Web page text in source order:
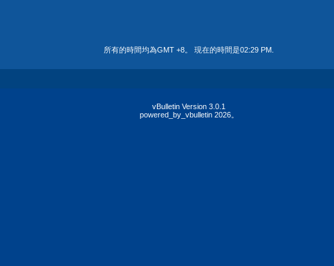
所有的時間均為GMT +8。 現在的時間是02:29 PM
vBulletin Version 3.0.1
powered_by_vbulletin 2026。